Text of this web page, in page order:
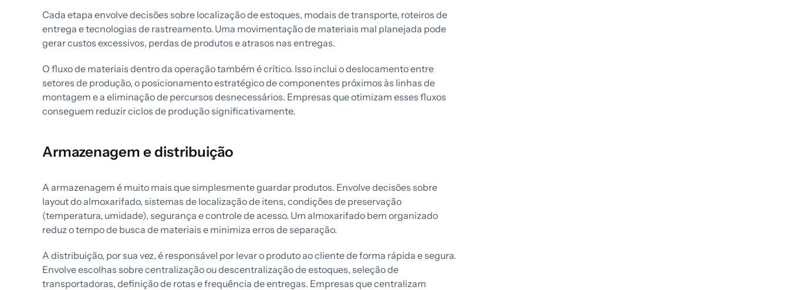
Cada etapa envolve decisões sobre localização de estoques, modais de transporte, roteiros de
entrega e tecnologias de rastreamento. Uma movimentação de materiais mal planejada pode
gerar custos excessivos, perdas de produtos e atrasos nas entregas.
O fluxo de materiais dentro da operação também é crítico. Isso inclui o deslocamento entre
setores de produção, o posicionamento estratégico de componentes próximos às linhas de
montagem e a eliminação de percursos desnecessários. Empresas que otimizam esses fluxos
conseguem reduzir ciclos de produção significativamente.
Armazenagem e distribuição
A armazenagem é muito mais que simplesmente guardar produtos. Envolve decisões sobre
layout do almoxarifado, sistemas de localização de itens, condições de preservação
(temperatura, umidade), segurança e controle de acesso. Um almoxarifado bem organizado
reduz o tempo de busca de materiais e minimiza erros de separação.
A distribuição, por sua vez, é responsável por levar o produto ao cliente de forma rápida e segura.
Envolve escolhas sobre centralização ou descentralização de estoques, seleção de
transportadoras, definição de rotas e frequência de entregas. Empresas que centralizam